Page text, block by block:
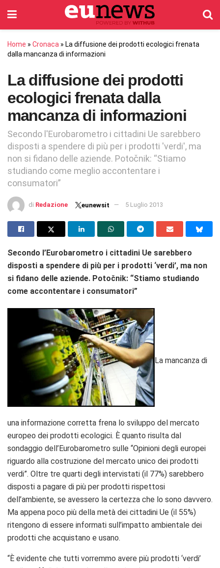
Home » Cronaca » La diffusione dei prodotti ecologici frenata
dalla mancanza di informazioni
La diffusione dei prodotti
ecologici frenata dalla
mancanza di informazioni
Secondo l'Eurobarometro i cittadini Ue sarebbero
disposti a spendere di più per i prodotti 'verdi', ma
non si fidano delle aziende. Potočnik: “Stiamo
studiando come meglio accontentare i
consumatori”
di Redazione eunewsit 5 Luglio 2013
Secondo l’Eurobarometro i cittadini Ue sarebbero
disposti a spendere di più per i prodotti ‘verdi’, ma non
si fidano delle aziende. Potočnik: “Stiamo studiando
come accontentare i consumatori”
La mancanza di
una informazione corretta frena lo sviluppo del mercato
europeo dei prodotti ecologici. È quanto risulta dal
sondaggio dell’Eurobarometro sulle “Opinioni degli europei
riguardo alla costruzione del mercato unico dei prodotti
verdi”. Oltre tre quarti degli intervistati (il 77%) sarebbero
disposti a pagare di più per prodotti rispettosi
dell’ambiente, se avessero la certezza che lo sono davvero.
Ma appena poco più della metà dei cittadini Ue (il 55%)
ritengono di essere informati sull’impatto ambientale dei
prodotti che acquistano e usano.
“È evidente che tutti vorremmo avere più prodotti ‘verdi’